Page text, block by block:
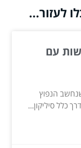
לעזור...
עם
שנחשב הנפוץ
כלל סיליקון...